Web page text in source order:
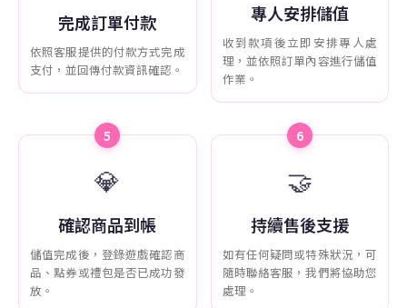
完成訂單付款
依照客服提供的付款方式完成
支付，並回傳付款資訊確認。
專人安排儲值
收到款項後立即安排專人處
理，並依照訂單內容進行儲值
作業。
5
💎
確認商品到帳
儲值完成後，登錄遊戲確認商
品、點券或禮包是否已成功發
放。
6
🤝
持續售後支援
如有任何疑問或特殊狀況，可
隨時聯絡客服，我們將協助您
處理。